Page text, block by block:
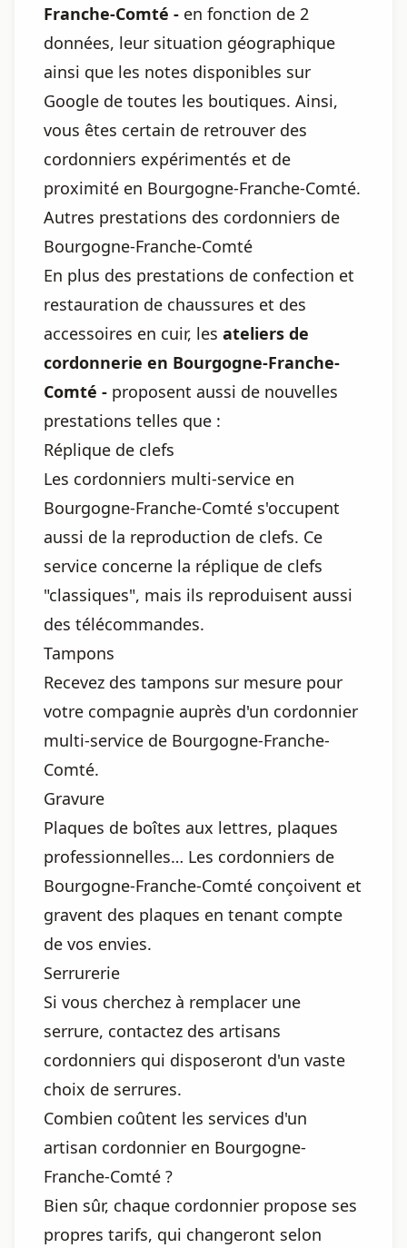
Franche-Comté - en fonction de 2
données, leur situation géographique
ainsi que les notes disponibles sur
Google de toutes les boutiques. Ainsi,
vous êtes certain de retrouver des
cordonniers expérimentés et de
proximité en Bourgogne-Franche-Comté.
Autres prestations des cordonniers de
Bourgogne-Franche-Comté
En plus des prestations de confection et
restauration de chaussures et des
accessoires en cuir, les ateliers de
cordonnerie en Bourgogne-Franche-
Comté - proposent aussi de nouvelles
prestations telles que :
Réplique de clefs
Les cordonniers multi-service en
Bourgogne-Franche-Comté s'occupent
aussi de la reproduction de clefs. Ce
service concerne la réplique de clefs
"classiques", mais ils reproduisent aussi
des télécommandes.
Tampons
Recevez des tampons sur mesure pour
votre compagnie auprès d'un cordonnier
multi-service de Bourgogne-Franche-
Comté.
Gravure
Plaques de boîtes aux lettres, plaques
professionnelles… Les cordonniers de
Bourgogne-Franche-Comté conçoivent et
gravent des plaques en tenant compte
de vos envies.
Serrurerie
Si vous cherchez à remplacer une
serrure, contactez des artisans
cordonniers qui disposeront d'un vaste
choix de serrures.
Combien coûtent les services d'un
artisan cordonnier en Bourgogne-
Franche-Comté ?
Bien sûr, chaque cordonnier propose ses
propres tarifs, qui changeront selon